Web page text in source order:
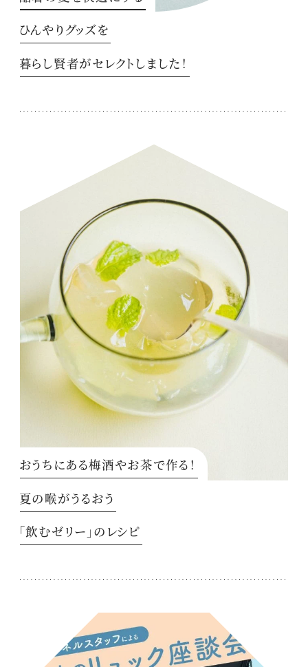
ひんやりグッズを
暮らし賢者がセレクトしました！
おうちにある梅酒やお茶で作る！
夏の喉がうるおう
「飲むゼリー」のレシピ